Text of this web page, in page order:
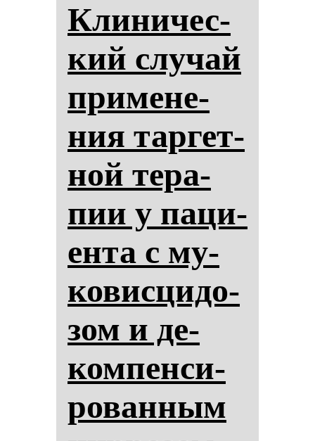
Кли­ни­чес­
кий слу­чай
при­ме­не­
ния тар­гет­
ной те­ра­
пии у па­ци­
ен­та с му­
ко­вис­ци­до­
зом и де­
ком­пен­си­
ро­ван­ным